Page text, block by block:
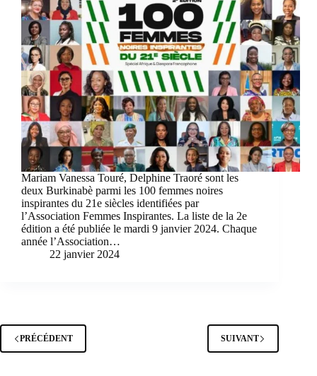
Mariam Vanessa Touré, Delphine Traoré sont les
deux Burkinabè parmi les 100 femmes noires
inspirantes du 21e siècles identifiées par
l’Association Femmes Inspirantes. La liste de la 2e
édition a été publiée le mardi 9 janvier 2024. Chaque
année l’Association…
22 janvier 2024
PRÉCÉDENT SUIVANT